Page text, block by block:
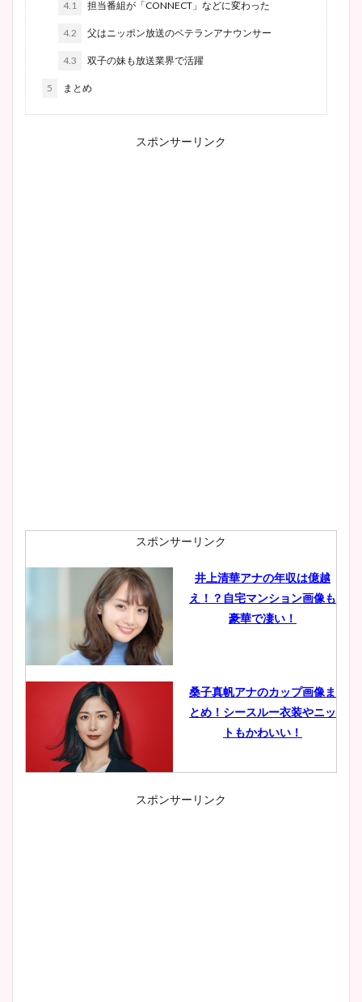
4.1 担当番組が「CONNECT」などに変わった
4.2 父はニッポン放送のベテランアナウンサー
4.3 双子の妹も放送業界で活躍
5 まとめ
スポンサーリンク
スポンサーリンク
井上清華アナの年収は億越
え！？自宅マンション画像も
豪華で凄い！
桑子真帆アナのカップ画像ま
とめ！シースルー衣装やニッ
トもかわいい！
小室瑛莉子のカップ画像まと
スポンサーリンク